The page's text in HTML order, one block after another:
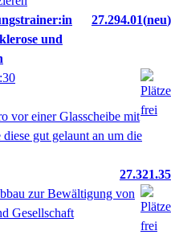
und
27.294.01 neu
27.321.35
zur Bewältigung von
Gesellschaft